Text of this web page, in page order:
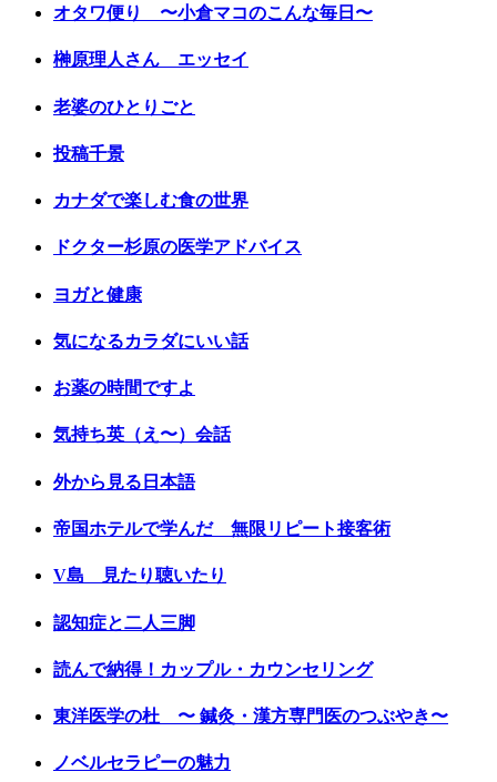
オタワ便り 〜小倉マコのこんな毎日〜
榊原理人さん エッセイ
老婆のひとりごと
投稿千景
カナダで楽しむ食の世界
ドクター杉原の医学アドバイス
ヨガと健康
気になるカラダにいい話
お薬の時間ですよ
気持ち英（え〜）会話
外から見る日本語
帝国ホテルで学んだ 無限リピート接客術
V島 見たり聴いたり
認知症と二人三脚
読んで納得！カップル・カウンセリング
東洋医学の杜 〜 鍼灸・漢方専門医のつぶやき〜
ノベルセラピーの魅力